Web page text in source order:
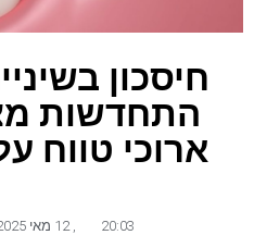
חיסכון
התחדשות
ארוכי טווח
20:03 12 מאי 2025